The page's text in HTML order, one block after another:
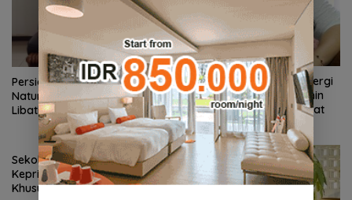
Persiapan HUT ke-81 RI di
Natuna Sudah 80 Persen,
Libatkan TNI-Polri hingga
Tim Medis
RSBP Batam Perkuat Sinergi
dengan BPOM demi Jamin
Keamanan dan Mutu Obat
Sekolah Kepulauan dan 3T
Kepri Dapat Perhatian
Khusus, Revitalisasi Capai